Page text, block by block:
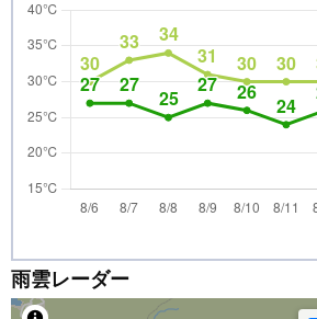
雨雲レーダー